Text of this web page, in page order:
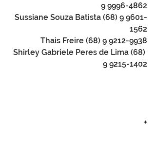
9 9996-4862
Sussiane Souza Batista (68) 9 9601-
1562
Thais Freire (68) 9 9212-9938
Shirley Gabriele Peres de Lima (68)
9 9215-1402
+